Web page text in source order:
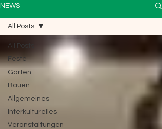
NEWS
All Posts
Feste
Garten
Bauen
Allgemeines
Interkulturelles
Veranstaltungen
All Posts